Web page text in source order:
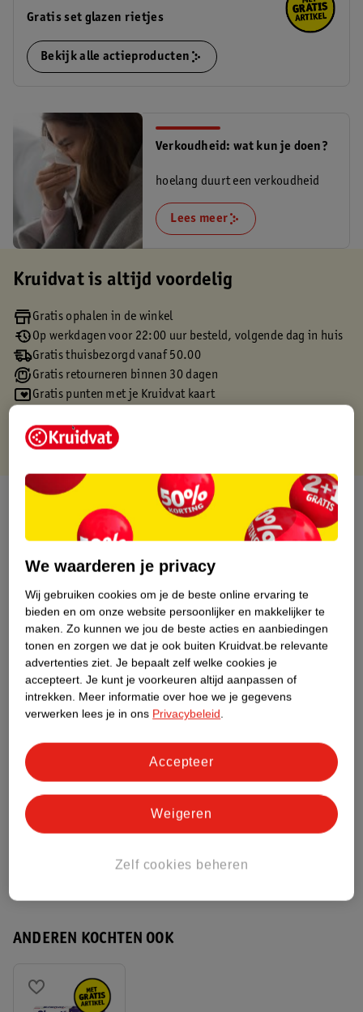
Gratis set glazen rietjes
Bekijk alle actieproducten
Verkoudheid: wat kun je doen?
hoelang duurt een verkoudheid
Lees meer
Kruidvat is altijd voordelig
Gratis ophalen in de winkel
Op werkdagen voor 22:00 uur besteld, volgende dag in huis
Gratis thuisbezorgd vanaf 50.00
Gratis retourneren binnen 30 dagen
Gratis punten met je Kruidvat kaart
Over dit product
Productinformatie
Etiketinformatie
Nature Impact Score
Dit product heeft (nog) geen Nature
Impact Score.
Meer informatie
Bestel & Bezorginformatie
Bekijk ook
ANDEREN KOCHTEN OOK
We waarderen je privacy
Wij gebruiken cookies om je de beste online ervaring te
bieden en om onze website persoonlijker en makkelijker te
maken. Zo kunnen we jou de beste acties en aanbiedingen
tonen en zorgen we dat je ook buiten Kruidvat.be relevante
advertenties ziet. Je bepaalt zelf welke cookies je
accepteert. Je kunt je voorkeuren altijd aanpassen of
intrekken. Meer informatie over hoe we je gegevens
verwerken lees je in ons Privacybeleid.
Zelf cookies beheren
Weigeren
Accepteer